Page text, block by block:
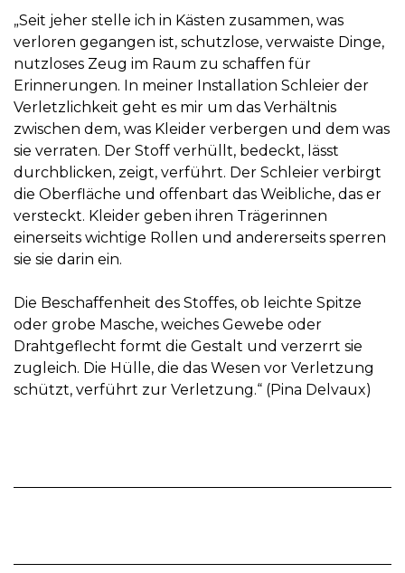
„Seit jeher stelle ich in Kästen zusammen, was
verloren gegangen ist, schutzlose, verwaiste Dinge,
nutzloses Zeug im Raum zu schaffen für
Erinnerungen. In meiner Installation Schleier der
Verletzlichkeit geht es mir um das Verhältnis
zwischen dem, was Kleider verbergen und dem was
sie verraten. Der Stoff verhüllt, bedeckt, lässt
durchblicken, zeigt, verführt. Der Schleier verbirgt
die Oberfläche und offenbart das Weibliche, das er
versteckt. Kleider geben ihren Trägerinnen
einerseits wichtige Rollen und andererseits sperren
sie sie darin ein.
Die Beschaffenheit des Stoffes, ob leichte Spitze
oder grobe Masche, weiches Gewebe oder
Drahtgeflecht formt die Gestalt und verzerrt sie
zugleich. Die Hülle, die das Wesen vor Verletzung
schützt, verführt zur Verletzung.“ (Pina Delvaux)